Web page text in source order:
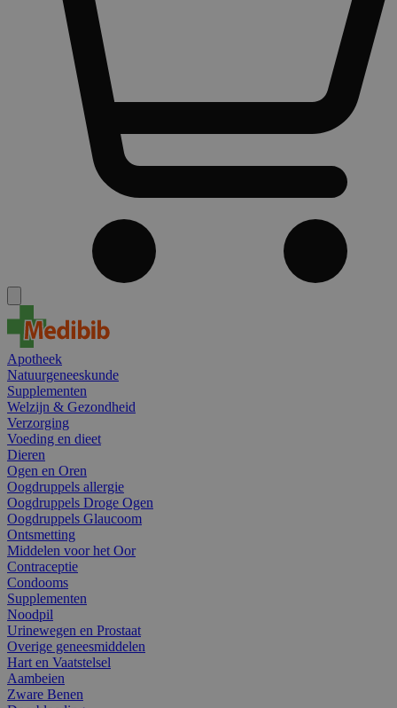
Apotheek
Natuurgeneeskunde
Supplementen
Welzijn & Gezondheid
Verzorging
Voeding en dieet
Dieren
Ogen en Oren
Oogdruppels allergie
Oogdruppels Droge Ogen
Oogdruppels Glaucoom
Ontsmetting
Middelen voor het Oor
Contraceptie
Condooms
Supplementen
Noodpil
Urinewegen en Prostaat
Overige geneesmiddelen
Hart en Vaatstelsel
Aambeien
Zware Benen